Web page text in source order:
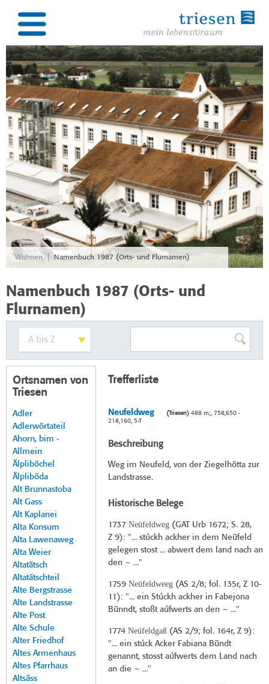
Wohnen | Namenbuch 1987 (Orts- und Flurnamen)
Namenbuch 1987 (Orts- und
Flurnamen)
Ortsnamen von
Triesen
Adler
Adlerwörtateil
Ahorn, bim -
Allmein
Älpliböchel
Älpliböda
Alt Brunnastoba
Alt Gass
Alt Kaplanei
Alta Konsum
Alta Lawenaweg
Alta Weier
Altatätsch
Altatätschteil
Alte Bergstrasse
Alte Landstrasse
Alte Post
Alte Schule
Alter Friedhof
Altes Armenhaus
Altes Pfarrhaus
Altsäss
Trefferliste
Neufeldweg (Triesen)488 m;, 758,650 -
218,160, 5-T
Beschreibung
Weg im Neufeld, von der Ziegelhötta zur
Landstrasse.
Historische Belege
1737 Neüfeldweg(GAT Urb 1672; S. 28,
Z 9): "... stúckh ackher in dem Neüfeld
gelegen stost ... abwert dem land nach an
den ~ ..."
1759 Neüfeldweeg(AS 2/8; fol. 135r, Z 10-
11): "... ein Stúckh ackher in Fabejona
Bünndt, stoßt aúfwerts an den ~ ..."
1774 Neüfeldgaß(AS 2/9; fol. 164r, Z 9):
"... ein stúck Acker Fabiana Bündt
genannt, stosst aúfwerts dem Land nach
an die ~ ..."